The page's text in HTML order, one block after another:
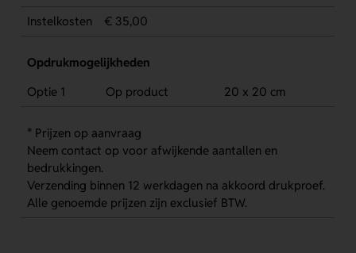
Instelkosten
€ 35,00
Opdrukmogelijkheden
Optie 1
Op product 20 x 20 cm
* Prijzen op aanvraag
Neem contact op voor afwijkende aantallen en
bedrukkingen.
Verzending binnen 12 werkdagen na akkoord drukproef.
Alle genoemde prijzen zijn exclusief BTW.